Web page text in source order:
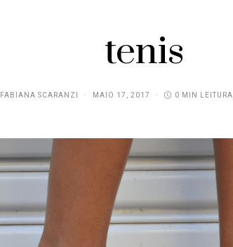
tenis
FABIANA SCARANZI MAIO 17, 2017 0 MIN LEITURA